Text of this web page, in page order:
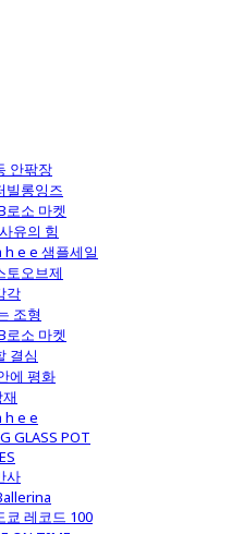
안팎장
빌롱잉즈
로소 마켓
유의 힘
h e e 샘플세일
토오브제
각
조형
로소 마켓
결심
에 평화
h e e
GLASS POT
사
쿄 레코드 100